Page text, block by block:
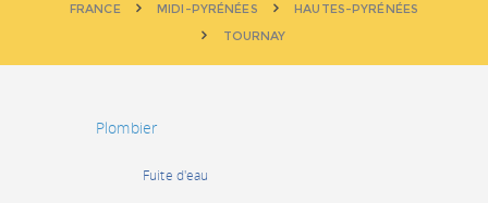
FRANCE MIDI-PYRÉNÉES
HAUTES-PYRÉNÉES
TOURNAY
Plombier
Fuite d'eau